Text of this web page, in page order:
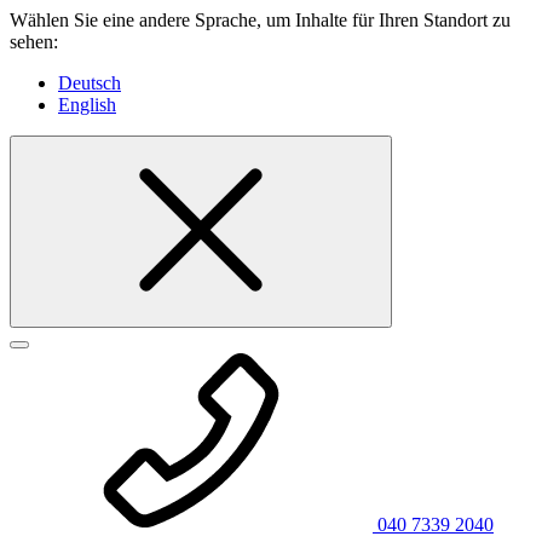
Wählen Sie eine andere Sprache, um Inhalte für Ihren Standort zu
sehen:
Deutsch
English
040 7339 2040